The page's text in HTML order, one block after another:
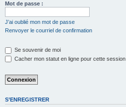
Mot de passe :
J’ai oublié mon mot de passe
Renvoyer le courriel de confirmation
Se souvenir de moi
Cacher mon statut en ligne pour cette session
S’ENREGISTRER